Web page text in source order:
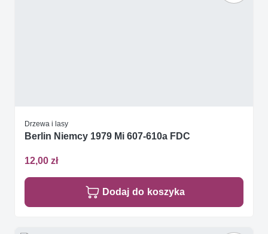
Drzewa i lasy
Berlin Niemcy 1979 Mi 607-610a FDC
12,00 zł
Dodaj do koszyka